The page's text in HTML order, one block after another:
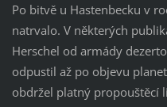
Po bitvě u Hastenbecku v
natrvalo. V některých
Herschel od armády
odpustil až po objevu
obdržel platný propouštěcí